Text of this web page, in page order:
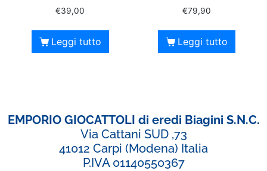
€39,00
Leggi tutto
€79,90
Leggi tutto
EMPORIO GIOCATTOLI di eredi Biagini S.N.C.
Via Cattani SUD ,73
41012 Carpi (Modena) Italia
P.IVA 01140550367